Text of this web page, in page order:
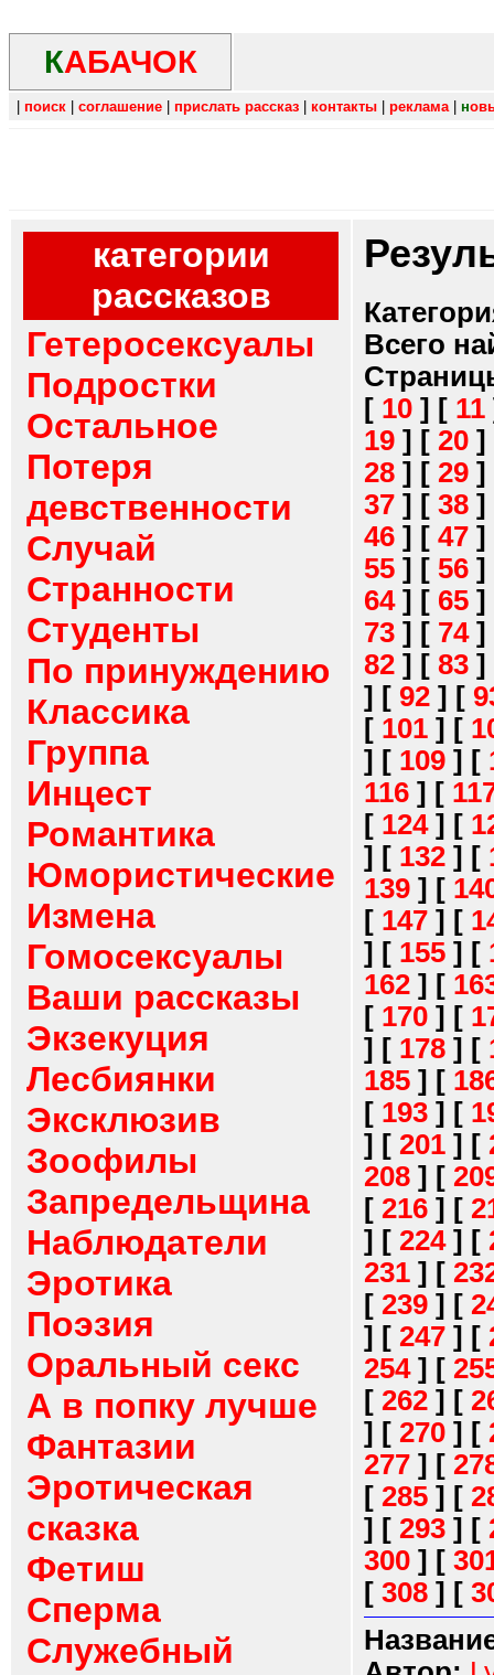
КАБАЧОК
поиск соглашение прислать рассказ контакты реклама| н
категории
рассказов
Гетеросексуалы
Подростки
Остальное
Потеря
девственности
Случай
Странности
Студенты
По принуждению
Классика
Группа
Инцест
Романтика
Юмористические
Измена
Гомосексуалы
Ваши рассказы
Экзекуция
Лесбиянки
Эксклюзив
Зоофилы
Запредельщина
Наблюдатели
Эротика
Поэзия
Оральный секс
А в попку лучше
Фантазии
Эротическая
сказка
Фетиш
Сперма
Служебный
Всего
[ 10 ] [ 11
19 ] [ 20 ]
28 ] [ 29 ]
37 ] [ 38 ]
46 ] [ 47 ]
55 ] [ 56 ]
64] [ 65 ]
73 ] [ 74]
82 ] [ 83 ]
] [ 92 ] [
[ 101 ] [
] [ 109 ] [
116 ] [
[ 124] [
] [ 132 ] [
139 ] [
[ 147 ] [
] [ 155 ] [
162 ] [
[ 170 ] [
] [ 178 ] [
185 ] [
[ 193 ] [
] [ 201 ] [
208 ] [
[ 216 ] [
] [ 224] [
231 ] [
[ 239 ] [
] [ 247 ] [
254] [
[ 262 ] [
] [ 270 ] [
277 ] [
[ 285 ] [
] [ 293 ] [
300 ] [
[ 308 ] [